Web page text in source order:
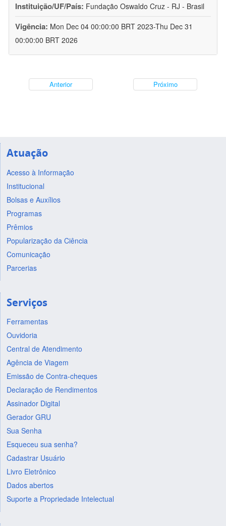
Instituição/UF/País: Fundação Oswaldo Cruz - RJ - Brasil
Vigência: Mon Dec 04 00:00:00 BRT 2023-Thu Dec 31
00:00:00 BRT 2026
Anterior Próximo
Atuação
Acesso à Informação
Institucional
Bolsas e Auxílios
Programas
Prêmios
Popularização da Ciência
Comunicação
Parcerias
Serviços
Ferramentas
Ouvidoria
Central de Atendimento
Agência de Viagem
Emissão de Contra-cheques
Declaração de Rendimentos
Assinador Digital
Gerador GRU
Sua Senha
Esqueceu sua senha?
Cadastrar Usuário
Livro Eletrônico
Dados abertos
Suporte a Propriedade Intelectual